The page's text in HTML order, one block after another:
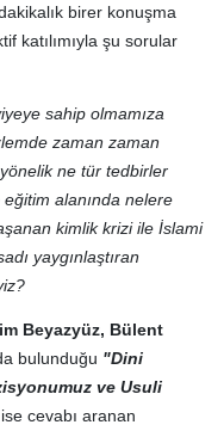
birer konuşma
katılımıyla şu sorular
sahip olmamıza
zaman zaman
ne tür tedbirler
eğitim alanında nelere
kimlik krizi ile İslami
yaygınlaştıran
Beyazyüz, Bülent
bulunduğu "Dini
ve Usuli
cevabı aranan